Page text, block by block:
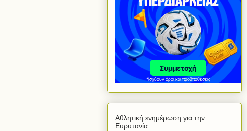
Αθλητική ενημέρωση για την
Ευρυτανία.